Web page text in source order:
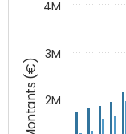
Montants (€) 2M
3M
4M